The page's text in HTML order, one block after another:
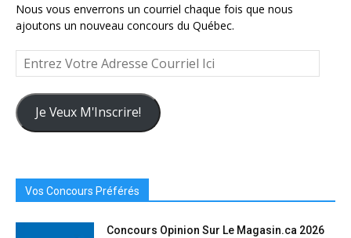
Nous vous enverrons un courriel chaque fois que nous
ajoutons un nouveau concours du Québec.
Entrez
Votre
Adresse
Courriel
Ici
Je Veux M'Inscrire!
Vos Concours Préférés
Concours Opinion Sur Le Magasin.ca 2026